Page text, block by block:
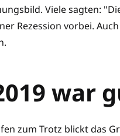
Viele sagten:
Rezession vorbei.
war
zum Trotz blickt das